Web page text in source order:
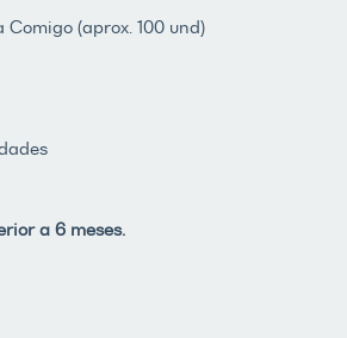
(aprox. 100 und)
a 6 meses.